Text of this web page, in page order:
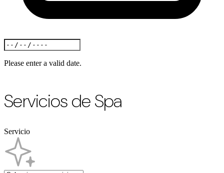
Please enter a valid date.
Servicios de Spa
Servicio